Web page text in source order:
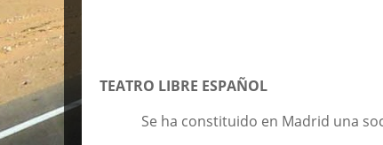
TEATRO LIBRE ESPAÑOL
Se ha constituido en Madrid una